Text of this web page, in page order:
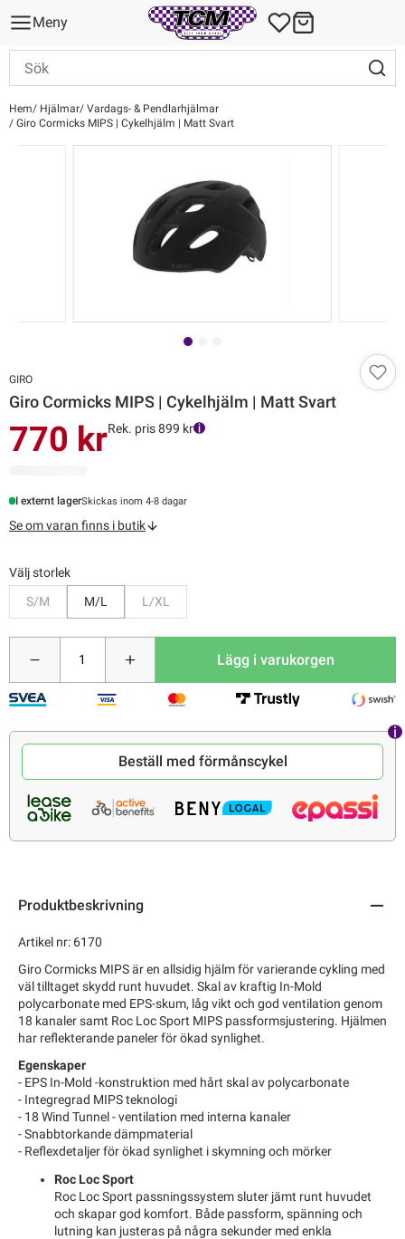
Meny
Hem Hjälmar Vardags- & Pendlarhjälmar
Giro Cormicks MIPS | Cykelhjälm | Matt Svart
GIRO
Giro Cormicks MIPS | Cykelhjälm | Matt Svart
770 krRek. pris 899 kr
I externt lagerSkickas inom 4-8 dagar
Se om varan finns i butik
Välj storlek
S/M
M/L L/XL
Lägg i varukorgen
Beställ med förmånscykel
Produktbeskrivning
Artikel nr: 6170
Giro Cormicks MIPS är en allsidig hjälm för varierande cykling med
väl tilltaget skydd runt huvudet. Skal av kraftig In-Mold
polycarbonate med EPS-skum, låg vikt och god ventilation genom
18 kanaler samt Roc Loc Sport MIPS passformsjustering. Hjälmen
har reflekterande paneler för ökad synlighet.
Egenskaper
- EPS In-Mold -konstruktion med hårt skal av polycarbonate
- Integregrad MIPS teknologi
- 18 Wind Tunnel - ventilation med interna kanaler
- Snabbtorkande dämpmaterial
- Reflexdetaljer för ökad synlighet i skymning och mörker
Roc Loc Sport
Roc Loc Sport passningssystem sluter jämt runt huvudet
och skapar god komfort. Både passform, spänning och
lutning kan justeras på några sekunder med enkla